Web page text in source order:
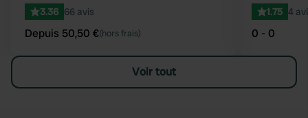
3.36 66 avis
Depuis 50,50 €(hors frais)
1.75 4
0 - 0
Voir tout